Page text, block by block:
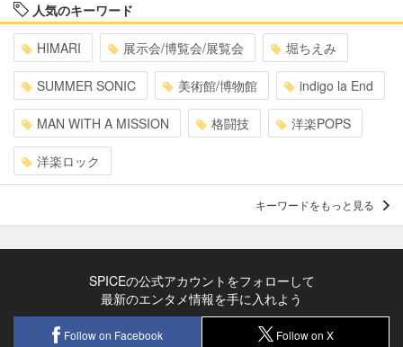
人気のキーワード
HIMARI 展示会/博覧会/展覧会 堀ちえみ
SUMMER SONIC 美術館/博物館 indigo la End
MAN WITH A MISSION 格闘技 洋楽POPS
洋楽ロック
キーワードをもっと見る
SPICEの公式アカウントをフォローして
最新のエンタメ情報を手に入れよう
Follow on Facebook Follow on X